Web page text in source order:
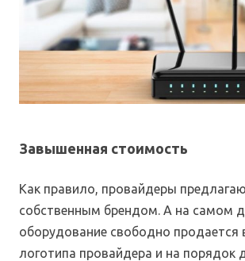
Завышенная стоимость
Как правило, провайдеры
собственным брендом. А на самом
оборудование свободно продается
логотипа провайдера и на порядок